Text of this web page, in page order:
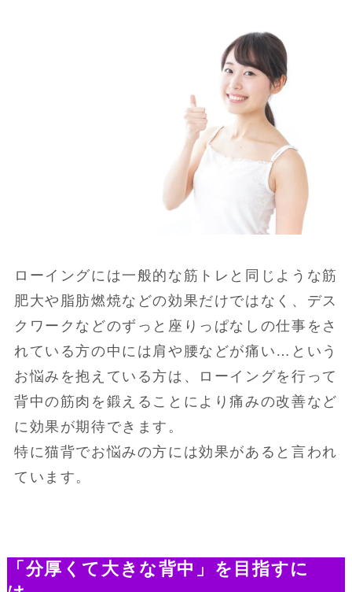
ローイングには一般的な筋トレと同じような筋
肥大や脂肪燃焼などの効果だけではなく、デス
クワークなどのずっと座りっぱなしの仕事をさ
れている方の中には肩や腰などが痛い…という
お悩みを抱えている方は、ローイングを行って
背中の筋肉を鍛えることにより痛みの改善など
に効果が期待できます。
特に猫背でお悩みの方には効果があると言われ
ています。
「分厚くて大きな背中」を目指すに